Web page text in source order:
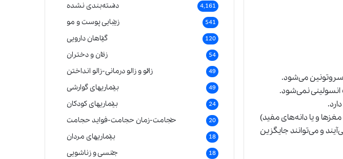
می‌شود.
نمی‌شود.
و یا دانه‌های مفید)
و می‌توانند جایگزین
دسته‌بندی نشده 4,161
زیبایی پوست و مو 541
گیاهان دارویی 120
زنان و دختران 54
زالو و زالو درمانی-زالو انداختن 49
بیماریهای گوارشی 49
بیماریهای کودکان 24
حجامت-زمان حجامت-فواید حجامت 20
بیماریهای مردان 18
جنسی و زناشویی 18